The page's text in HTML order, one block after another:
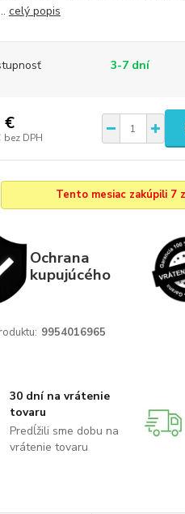
celý popis
3-7 dní
€
bez DPH
Tento mesiac zakúpili 7
Ochrana
kupujúcého
9954016965
30 dní na vrátenie
tovaru
Predĺžili sme dobu na
vrátenie tovaru